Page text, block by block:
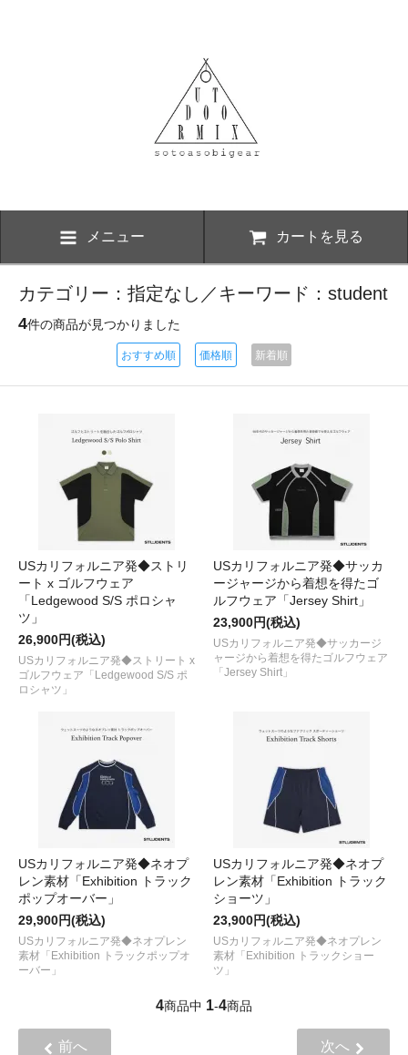
メニュー カートを見る
カテゴリー：指定なし／キーワード：student
4件の商品が見つかりました
おすすめ順 価格順 新着順
USカリフォルニア発◆ストリ
ート x ゴルフウェア
「Ledgewood S/S ポロシャ
ツ」
26,900円(税込)
USカリフォルニア発◆ストリート x
ゴルフウェア「Ledgewood S/S ポ
ロシャツ」
USカリフォルニア発◆サッカ
ージャージから着想を得たゴ
ルフウェア「Jersey Shirt」
23,900円(税込)
USカリフォルニア発◆サッカージ
ャージから着想を得たゴルフウェア
「Jersey Shirt」
USカリフォルニア発◆ネオプ
レン素材「Exhibition トラック
ポップオーバー」
29,900円(税込)
USカリフォルニア発◆ネオプレン
素材「Exhibition トラックポップオ
ーバー」
USカリフォルニア発◆ネオプ
レン素材「Exhibition トラック
ショーツ」
23,900円(税込)
USカリフォルニア発◆ネオプレン
素材「Exhibition トラックショー
ツ」
4商品中 1-4商品
前へ 次へ